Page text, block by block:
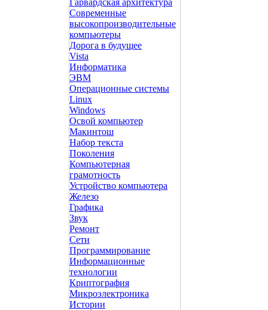
Гарвардская архитектура
Современные
высокопроизводительные
компьютеры
Дорога в будущее
Vista
Инфоpматика
ЭВМ
Операционные системы
Linux
Windows
Освой компьютер
Макинтош
Набор текста
Поколения
Компьютерная
грамотность
Устройство компьютера
Железо
Графика
Звук
Ремонт
Сети
Программирование
Информационные
технологии
Криптография
Микроэлектроника
Истории